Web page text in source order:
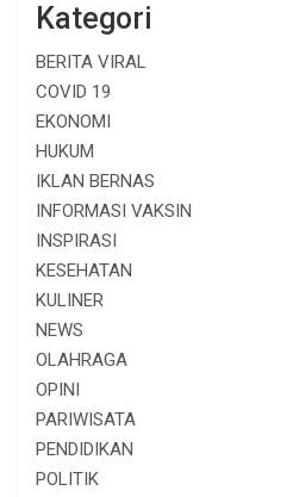
Kategori
BERITA VIRAL
COVID 19
EKONOMI
HUKUM
IKLAN BERNAS
INFORMASI VAKSIN
INSPIRASI
KESEHATAN
KULINER
NEWS
OLAHRAGA
OPINI
PARIWISATA
PENDIDIKAN
POLITIK